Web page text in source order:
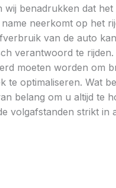
wij benadrukken dat
neerkomt op het
van de auto
verantwoord te rijden.
moeten worden om
te optimaliseren. Wat
belang om u altijd te
volgafstanden strikt in